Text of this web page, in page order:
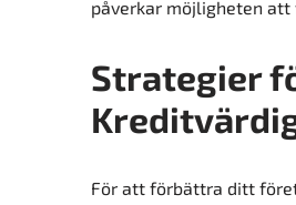
påverkar möjligheten
Strategier
För att förbättra ditt